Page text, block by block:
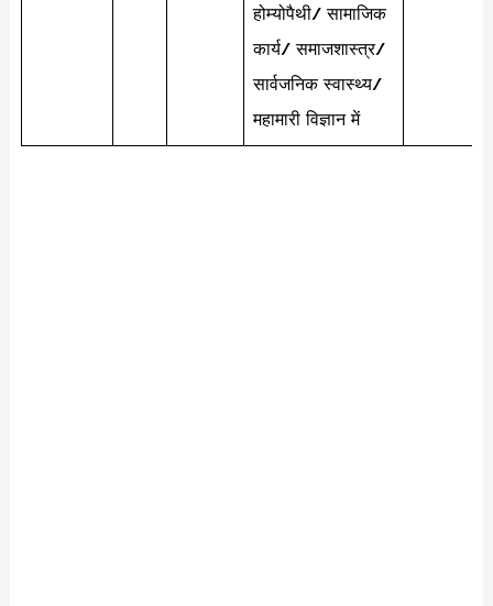
होम्योपैथी/ सामाजिक
कार्य/ समाजशास्त्र/
सार्वजनिक स्वास्थ्य/
महामारी विज्ञान में